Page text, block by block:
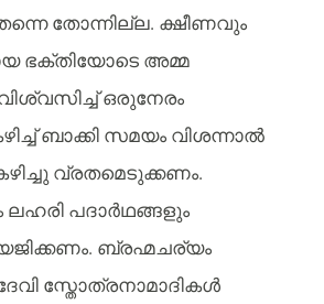
തോന്നില്ല. ക്ഷീണവും
ഭക്തിയോടെ അമ്മ
ഒരുനേരം
ബാക്കി സമയം വിശന്നാൽ
വ്രതമെടുക്കണം.
ലഹരി പദാർഥങ്ങളും
. ബ്രഹ്മചര്യം
സ്തോത്രനാമാദികൾ